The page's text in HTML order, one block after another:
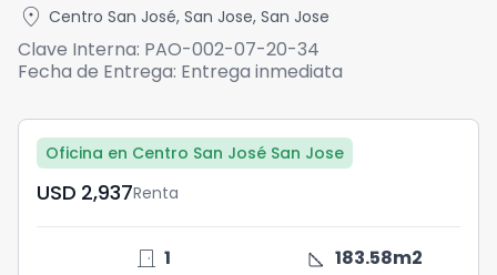
location_on Centro San José, San Jose, San Jose
Clave Interna: PAO-002-07-20-34
Fecha de Entrega: Entrega inmediata
Oficina en Centro San José San Jose
USD	2,937Renta
door_front 1 square_foot 183.58m2